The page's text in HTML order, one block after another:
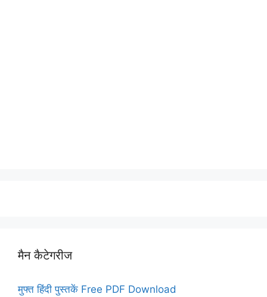
मैन कैटेगरीज
मुफ्त हिंदी पुस्तकें Free PDF Download